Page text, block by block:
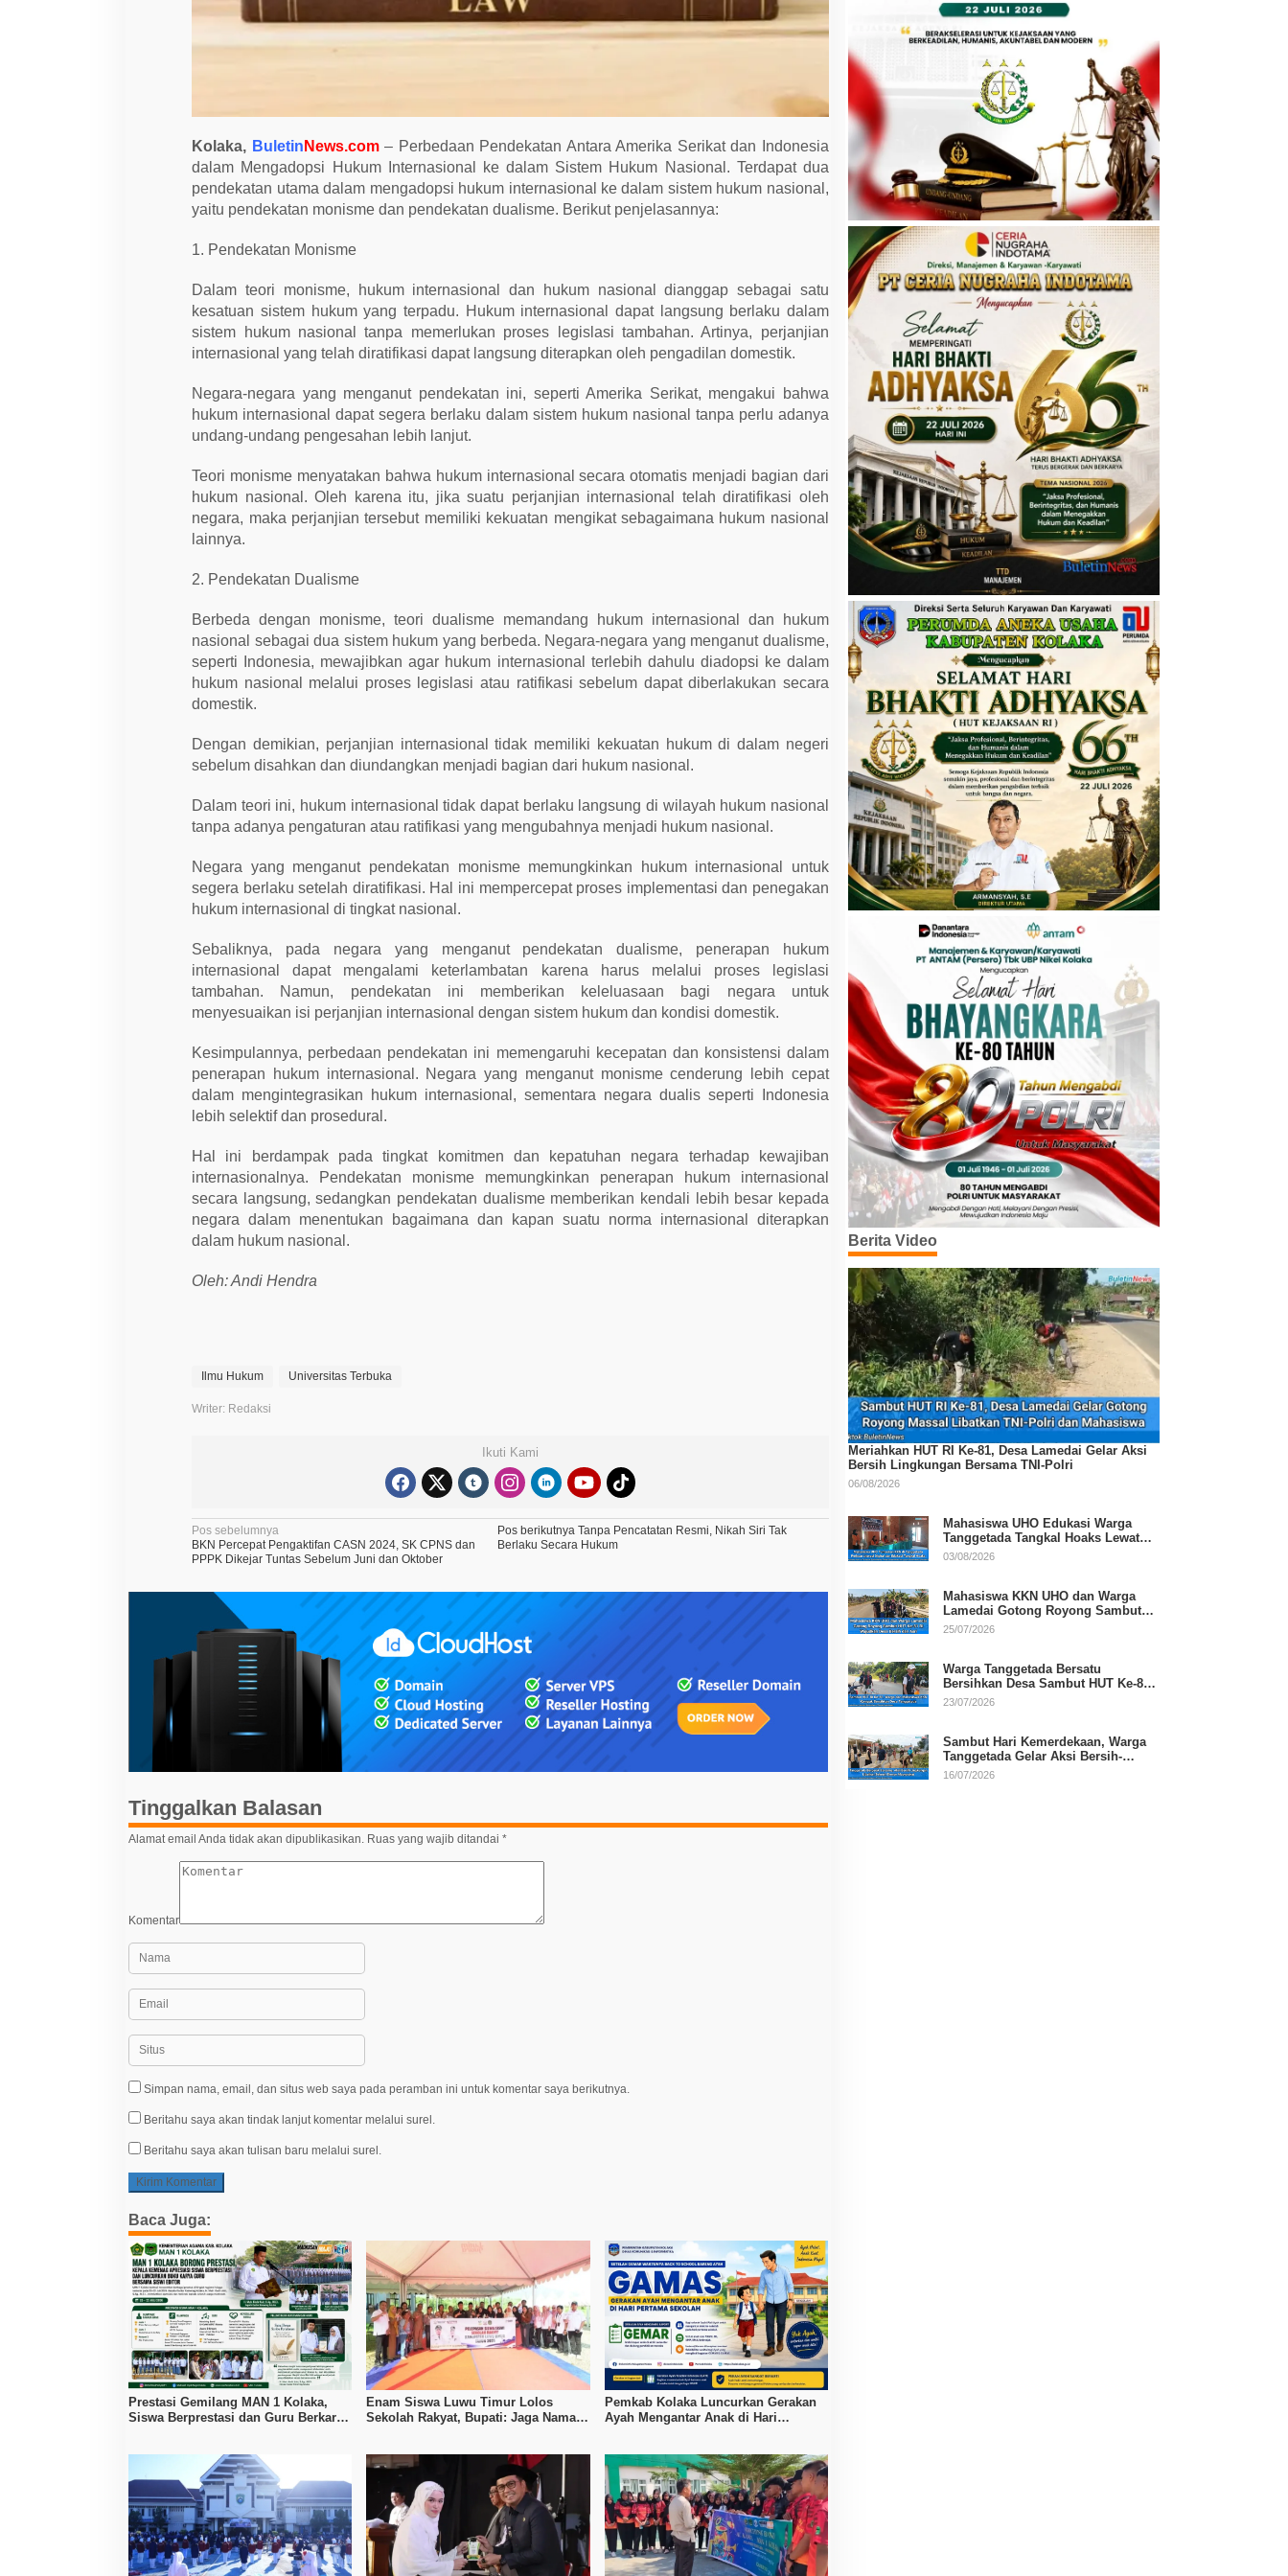
a
a
m
e
a
o
s
i
u
m
I
n
t
a
s
o
a
l
Kolaka, Buletin News.com– Perbedaan Pendekatan Antara Amerika Serikat dan Indonesia
dalam Mengadopsi Hukum Internasional ke dalam Sistem Hukum Nasional. Terdapat dua
pendekatan utama dalam mengadopsi hukum internasional ke dalam sistem hukum nasional,
yaitu pendekatan monisme dan pendekatan dualisme. Berikut penjelasannya:
1. Pendekatan Monisme
Dalam teori monisme, hukum internasional dan hukum nasional dianggap sebagai satu
kesatuan sistem hukum yang terpadu. Hukum internasional dapat langsung berlaku dalam
sistem hukum nasional tanpa memerlukan proses legislasi tambahan. Artinya, perjanjian
internasional yang telah diratifikasi dapat langsung diterapkan oleh pengadilan domestik.
Negara-negara yang menganut pendekatan ini, seperti Amerika Serikat, mengakui bahwa
hukum internasional dapat segera berlaku dalam sistem hukum nasional tanpa perlu adanya
undang-undang pengesahan lebih lanjut.
Teori monisme menyatakan bahwa hukum internasional secara otomatis menjadi bagian dari
hukum nasional. Oleh karena itu, jika suatu perjanjian internasional telah diratifikasi oleh
negara, maka perjanjian tersebut memiliki kekuatan mengikat sebagaimana hukum nasional
lainnya.
2. Pendekatan Dualisme
Berbeda dengan monisme, teori dualisme memandang hukum internasional dan hukum
nasional sebagai dua sistem hukum yang berbeda. Negara-negara yang menganut dualisme,
seperti Indonesia, mewajibkan agar hukum internasional terlebih dahulu diadopsi ke dalam
hukum nasional melalui proses legislasi atau ratifikasi sebelum dapat diberlakukan secara
domestik.
Dengan demikian, perjanjian internasional tidak memiliki kekuatan hukum di dalam negeri
sebelum disahkan dan diundangkan menjadi bagian dari hukum nasional.
Dalam teori ini, hukum internasional tidak dapat berlaku langsung di wilayah hukum nasional
tanpa adanya pengaturan atau ratifikasi yang mengubahnya menjadi hukum nasional.
Negara yang menganut pendekatan monisme memungkinkan hukum internasional untuk
segera berlaku setelah diratifikasi. Hal ini mempercepat proses implementasi dan penegakan
hukum internasional di tingkat nasional.
Sebaliknya, pada negara yang menganut pendekatan dualisme, penerapan hukum
internasional dapat mengalami keterlambatan karena harus melalui proses legislasi
tambahan. Namun, pendekatan ini memberikan keleluasaan bagi negara untuk
menyesuaikan isi perjanjian internasional dengan sistem hukum dan kondisi domestik.
Kesimpulannya, perbedaan pendekatan ini memengaruhi kecepatan dan konsistensi dalam
penerapan hukum internasional. Negara yang menganut monisme cenderung lebih cepat
dalam mengintegrasikan hukum internasional, sementara negara dualis seperti Indonesia
lebih selektif dan prosedural.
Hal ini berdampak pada tingkat komitmen dan kepatuhan negara terhadap kewajiban
internasionalnya. Pendekatan monisme memungkinkan penerapan hukum internasional
secara langsung, sedangkan pendekatan dualisme memberikan kendali lebih besar kepada
negara dalam menentukan bagaimana dan kapan suatu norma internasional diterapkan
dalam hukum nasional.
Oleh: Andi Hendra
Ilmu Hukum Universitas Terbuka
Writer: Redaksi
Ikuti Kami
N
a
v
g
a
Pos sebelumnya
BKN Percepat Pengaktifan CASN 2024, SK CPNS dan
PPPK Dikejar Tuntas Sebelum Juni dan Oktober
Pos berikutnya Tanpa Pencatatan Resmi, Nikah Siri Tak
Berlaku Secara Hukum
Tinggalkan Balasan
Alamat email Anda tidak akan dipublikasikan. Ruas yang wajib ditandai *
Komentar
Simpan nama, email, dan situs web saya pada peramban ini untuk komentar saya berikutnya.
Beritahu saya akan tindak lanjut komentar melalui surel.
Beritahu saya akan tulisan baru melalui surel.
Baca Juga:
Prestasi Gemilang MAN 1 Kolaka,
Siswa Berprestasi dan Guru Berkarya
Enam Siswa Luwu Timur Lolos
Sekolah Rakyat, Bupati: Jaga Nama
Pemkab Kolaka Luncurkan Gerakan
Ayah Mengantar Anak di Hari
Berita Video
Meriahkan HUT RI Ke-81, Desa Lamedai Gelar Aksi
Bersih Lingkungan Bersama TNI-Polri
06/08/2026
Mahasiswa UHO Edukasi Warga
Tanggetada Tangkal Hoaks Lewat
Program Literasi
03/08/2026
Mahasiswa KKN UHO dan Warga
Lamedai Gotong Royong Sambut
HUT Ke-81 RI
25/07/2026
Warga Tanggetada Bersatu
Bersihkan Desa Sambut HUT Ke-81
RI
23/07/2026
Sambut Hari Kemerdekaan, Warga
Tanggetada Gelar Aksi Bersih-
Bersih Desa
16/07/2026